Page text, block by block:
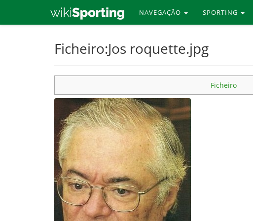
NAVEGAÇÃO SPORTING
Ficheiro:Jos roquette.jpg
Ficheiro